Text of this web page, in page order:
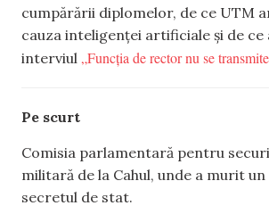
cumpărării diplomelor, de ce UTM
cauza inteligenței artificiale și de
interviul „Funcția de rector nu se
Pe scurt
Comisia parlamentară pentru
militară de la Cahul, unde a murit
secretul de stat.